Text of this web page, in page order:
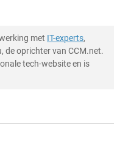
met IT-experts,
de oprichter van CCM.net.
tech-website en is